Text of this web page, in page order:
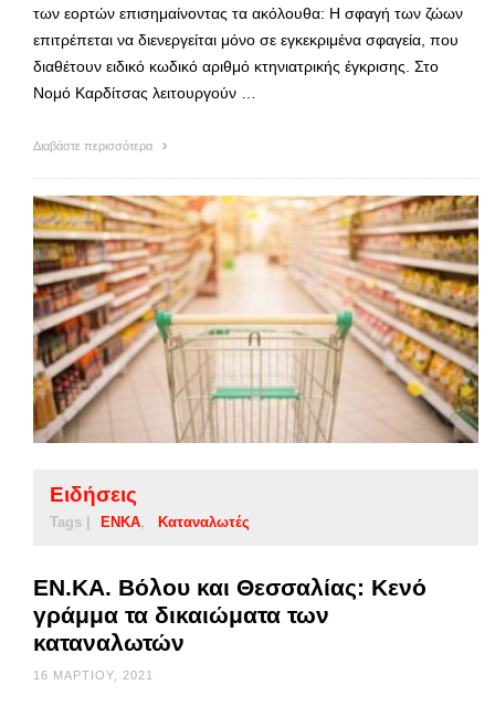
των εορτών επισημαίνοντας τα ακόλουθα: Η σφαγή των ζώων
επιτρέπεται να διενεργείται μόνο σε εγκεκριμένα σφαγεία, που
διαθέτουν ειδικό κωδικό αριθμό κτηνιατρικής έγκρισης. Στο
Νομό Καρδίτσας λειτουργούν …
Διαβάστε περισσότερα
Ειδήσεις
Tags | ΕΝΚΑ Καταναλωτές
ΕΝ.ΚΑ. Βόλου και Θεσσαλίας: Κενό
γράμμα τα δικαιώματα των
καταναλωτών
16 ΜΑΡΤΊΟΥ, 2021